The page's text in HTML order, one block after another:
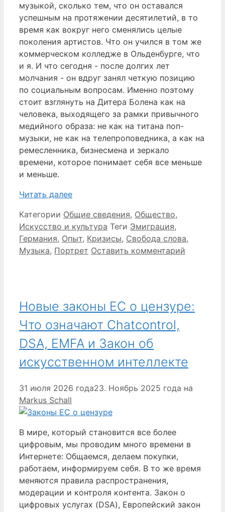
музыкой, сколько тем, что он оставался
успешным на протяжении десятилетий, в то
время как вокруг него сменялись целые
поколения артистов. Что он учился в том же
коммерческом колледже в Ольденбурге, что
и я. И что сегодня - после долгих лет
молчания - он вдруг занял четкую позицию
по социальным вопросам. Именно поэтому
стоит взглянуть на Дитера Болена как на
человека, выходящего за рамки привычного
медийного образа: не как на титана поп-
музыки, не как на телепроповедника, а как на
ремесленника, бизнесмена и зеркало
времени, которое понимает себя все меньше
и меньше.
Читать далее
Категории Общие сведения, Общество,
Искусство и культура Теги Эмиграция,
Германия, Опыт, Кризисы, Свобода слова,
Музыка, Портрет Оставить комментарий
Новые законы ЕС о цензуре:
Что означают Chatcontrol,
DSA, EMFA и Закон об
искусственном интеллекте
31 июля 2026 года23. Ноябрь 2025 года на
Markus Schall
В мире, который становится все более
цифровым, мы проводим много времени в
Интернете: Общаемся, делаем покупки,
работаем, информируем себя. В то же время
меняются правила распространения,
модерации и контроля контента. Закон о
цифровых услугах (DSA), Европейский закон